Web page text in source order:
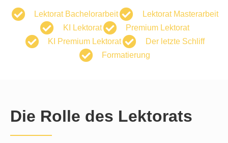
Lektorat Bachelorarbeit
Lektorat Masterarbeit
KI Lektorat
Premium Lektorat
KI Premium Lektorat
Der letzte Schliff
Formatierung
Die Rolle des Lektorats